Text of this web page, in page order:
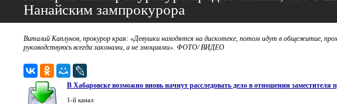
Нанайским зампрокурора
Виталий Каплунов, прокурор края: «Девушки находятся на дискотеке, потом идут в общежитие,
руководствуюсь всегда законами, а не эмоциями». ФОТО/ ВИДЕО
В Хабаровске возможно вновь начнут расследовать дело в отношении заместителя
1-й канал